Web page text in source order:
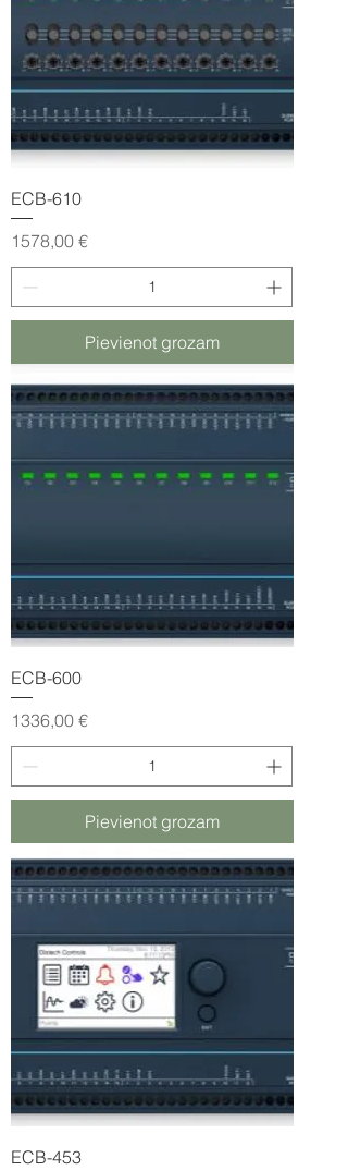
ECB-610
Cena
1578,00 €
Pievienot grozam
ECB-600
Cena
1336,00 €
Pievienot grozam
ECB-453